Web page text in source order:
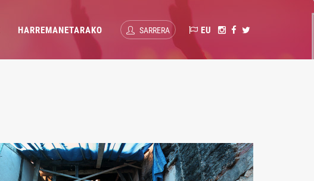
HARREMANETARAKO SARRERA EU